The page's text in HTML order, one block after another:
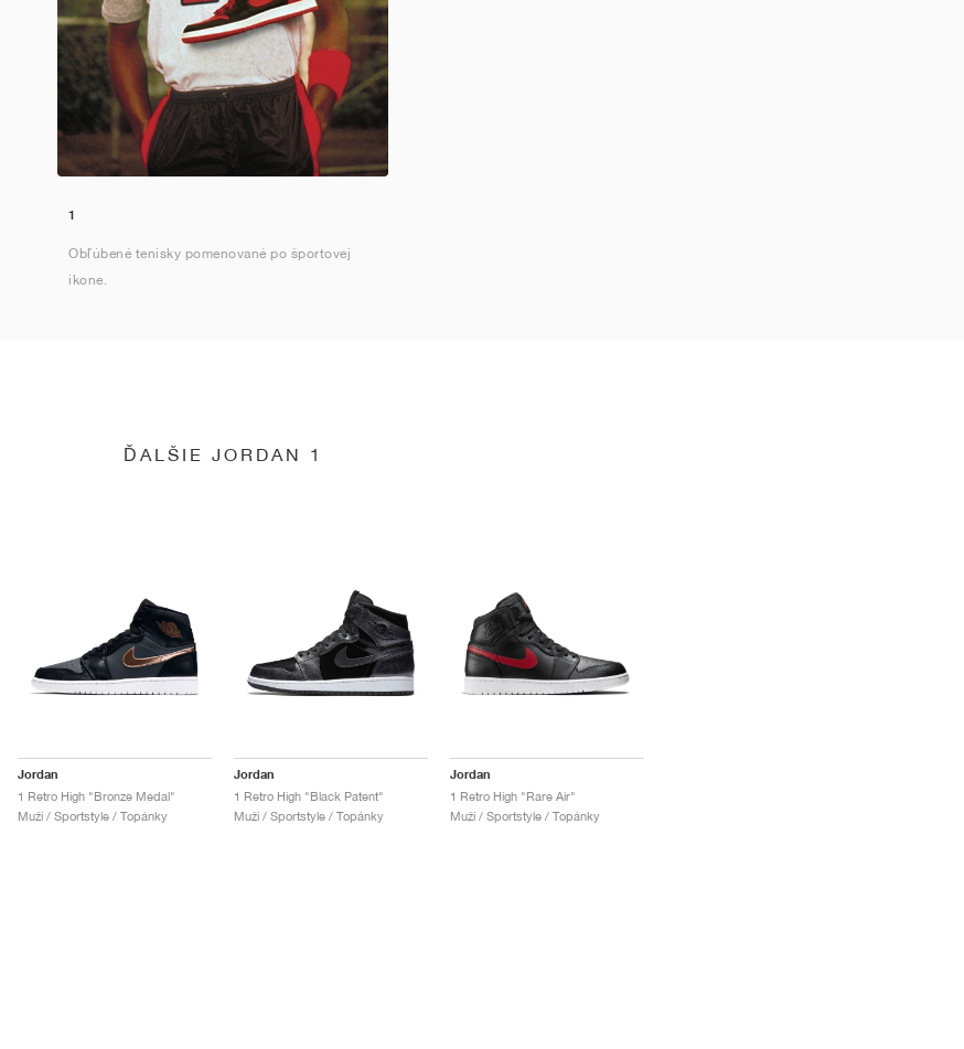
1
Obľúbené tenisky pomenované po športovej
ikone.
ĎALŠIE JORDAN 1
Jordan
1 Retro High "Bronze Medal"
Muži / Sportstyle / Topánky
Jordan
1 Retro High "Black Patent"
Muži / Sportstyle / Topánky
Jordan
1 Retro High "Rare Air"
Muži / Sportstyle / Topánky